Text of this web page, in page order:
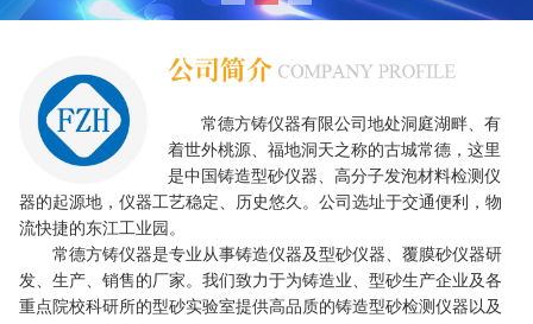
常德方铸仪器有限公司地处洞庭湖畔、有
着世外桃源、福地洞天之称的古城常德，这里
是中国铸造型砂仪器、高分子发泡材料检测仪
器的起源地，仪器工艺稳定、历史悠久。公司选址于交通便利，物
流快捷的东江工业园。
常德方铸仪器是专业从事铸造仪器及型砂仪器、覆膜砂仪器研
发、生产、销售的厂家。我们致力于为铸造业、型砂生产企业及各
重点院校科研所的型砂实验室提供高品质的铸造型砂检测仪器以及